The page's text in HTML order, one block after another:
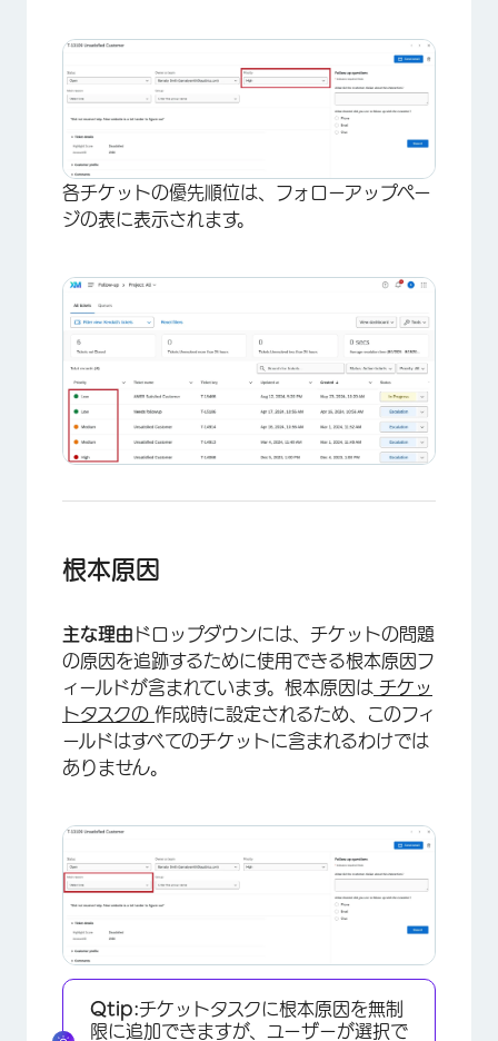
×
×
各チケットの優先順位は、フォローアップペー
ジの表に表示されます。
根本原因
主な理由 ドロップダウンには、チケットの問題
の原因を追跡するために使用できる根本原因フ
ィールドが含まれています。根本原因は チケッ
トタスクの 作成時に設定されるため、このフィ
ールドはすべてのチケットに含まれるわけでは
ありません。
Qtip:チケットタスクに根本原因を無制
限に追加できますが、ユーザーが選択で